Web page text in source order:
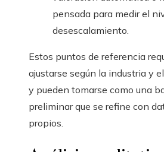
pensada para medir el
desescalamiento.
Estos puntos de referencia
ajustarse según la industria y
y pueden tomarse como una
preliminar que se refine con
propios.